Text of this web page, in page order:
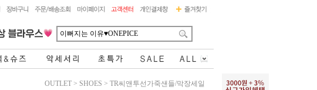
OUTLET > SHOES > TR씨앤투선가죽샌들/막장세일